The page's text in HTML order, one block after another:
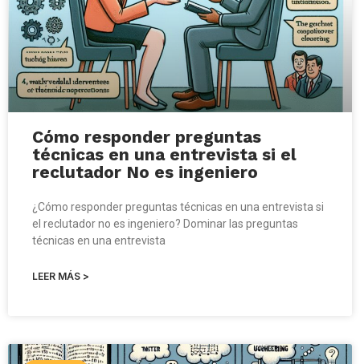
Cómo responder preguntas
técnicas en una entrevista si el
reclutador No es ingeniero
¿Cómo responder preguntas técnicas en una entrevista si
el reclutador no es ingeniero? Dominar las preguntas
técnicas en una entrevista
LEER MÁS >